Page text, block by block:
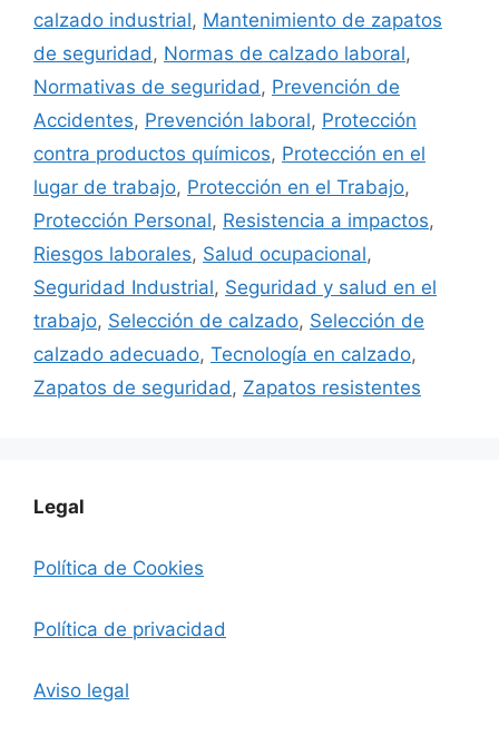
calzado industrial, Mantenimiento de zapatos
de seguridad, Normas de calzado laboral,
Normativas de seguridad, Prevención de
Accidentes, Prevención laboral, Protección
contra productos químicos, Protección en el
lugar de trabajo, Protección en el Trabajo,
Protección Personal, Resistencia a impactos,
Riesgos laborales, Salud ocupacional,
Seguridad Industrial, Seguridad y salud en el
trabajo, Selección de calzado, Selección de
calzado adecuado, Tecnología en calzado,
Zapatos de seguridad, Zapatos resistentes
Legal
Política de Cookies
Política de privacidad
Aviso legal